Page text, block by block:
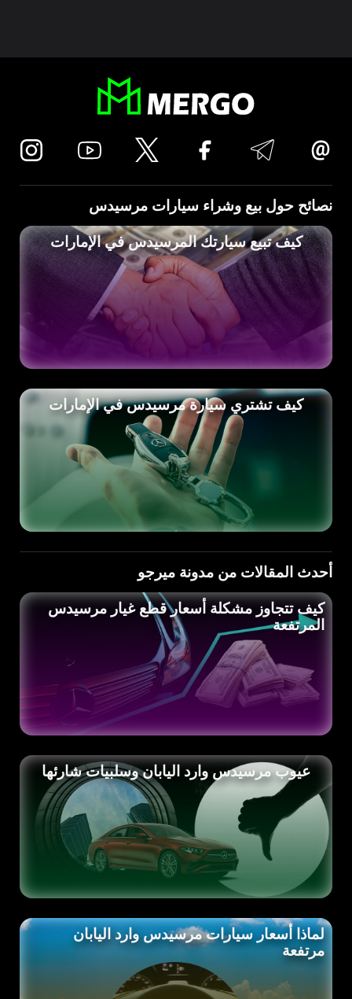
نصائح حول بيع وشراء سيارات مرسيدس
كيف تبيع سيارتك المرسيدس في الإمارات
كيف تشتري سيارة مرسيدس في الإمارات
أحدث المقالات من مدونة ميرجو
كيف تتجاوز مشكلة أسعار قطع غيار مرسيدس
المرتفعة
عيوب مرسيدس وارد اليابان وسلبيات شارئها
لماذا أسعار سيارات مرسيدس وارد اليابان
مرتفعة